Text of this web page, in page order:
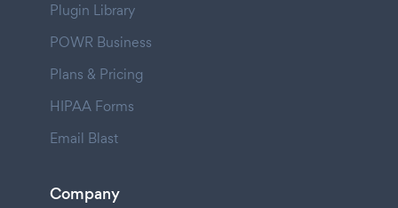
Plugin Library
POWR Business
Plans & Pricing
HIPAA Forms
Email Blast
Company